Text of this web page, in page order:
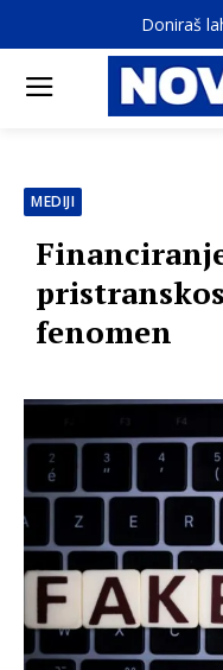
Doniraš
MEDIJI
fenomen